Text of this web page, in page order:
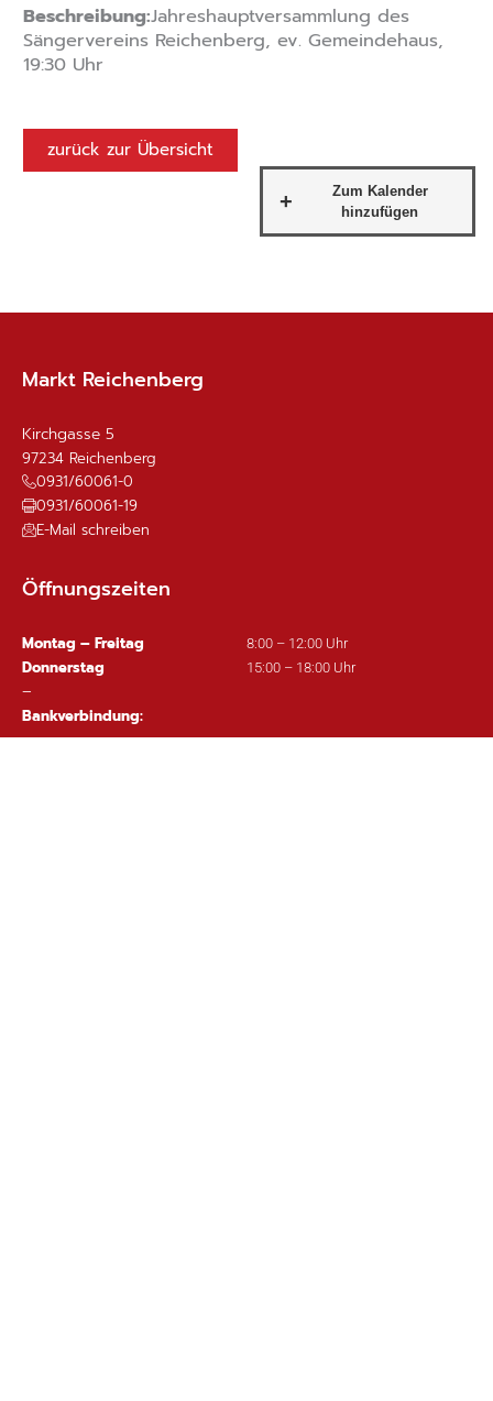
Beschreibung:Jahreshauptversammlung des
Sängervereins Reichenberg, ev. Gemeindehaus,
19:30 Uhr
zurück zur Übersicht
Markt Reichenberg
Kirchgasse 5
97234 Reichenberg
0931/60061-0
0931/60061-19
E-Mail schreiben
Öffnungszeiten
Montag – Freitag 8:00 – 12:00 Uhr
Donnerstag 15:00 – 18:00 Uhr
–
Bankverbindung: